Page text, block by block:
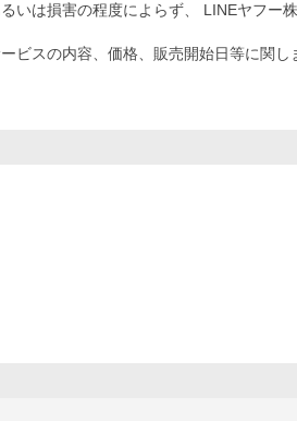
は損害の程度によらず、 LINEヤフー
スの内容、価格、販売開始日等に関し